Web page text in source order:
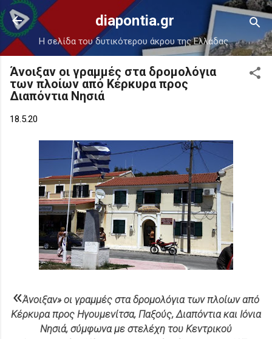
Μετάβαση στο κύριο περιεχόμενο
diapontia.gr
Η σελίδα του δυτικότερου άκρου της Ελλάδας.
Άνοιξαν οι γραμμές στα δρομολόγια
των πλοίων από Κέρκυρα προς
Διαπόντια Νησιά
18.5.20
«Άνοιξαν» οι γραμμές στα δρομολόγια των πλοίων από
Κέρκυρα προς Ηγουμενίτσα, Παξούς, Διαπόντια και Ιόνια
Νησιά, σύμφωνα με στελέχη του Κεντρικού